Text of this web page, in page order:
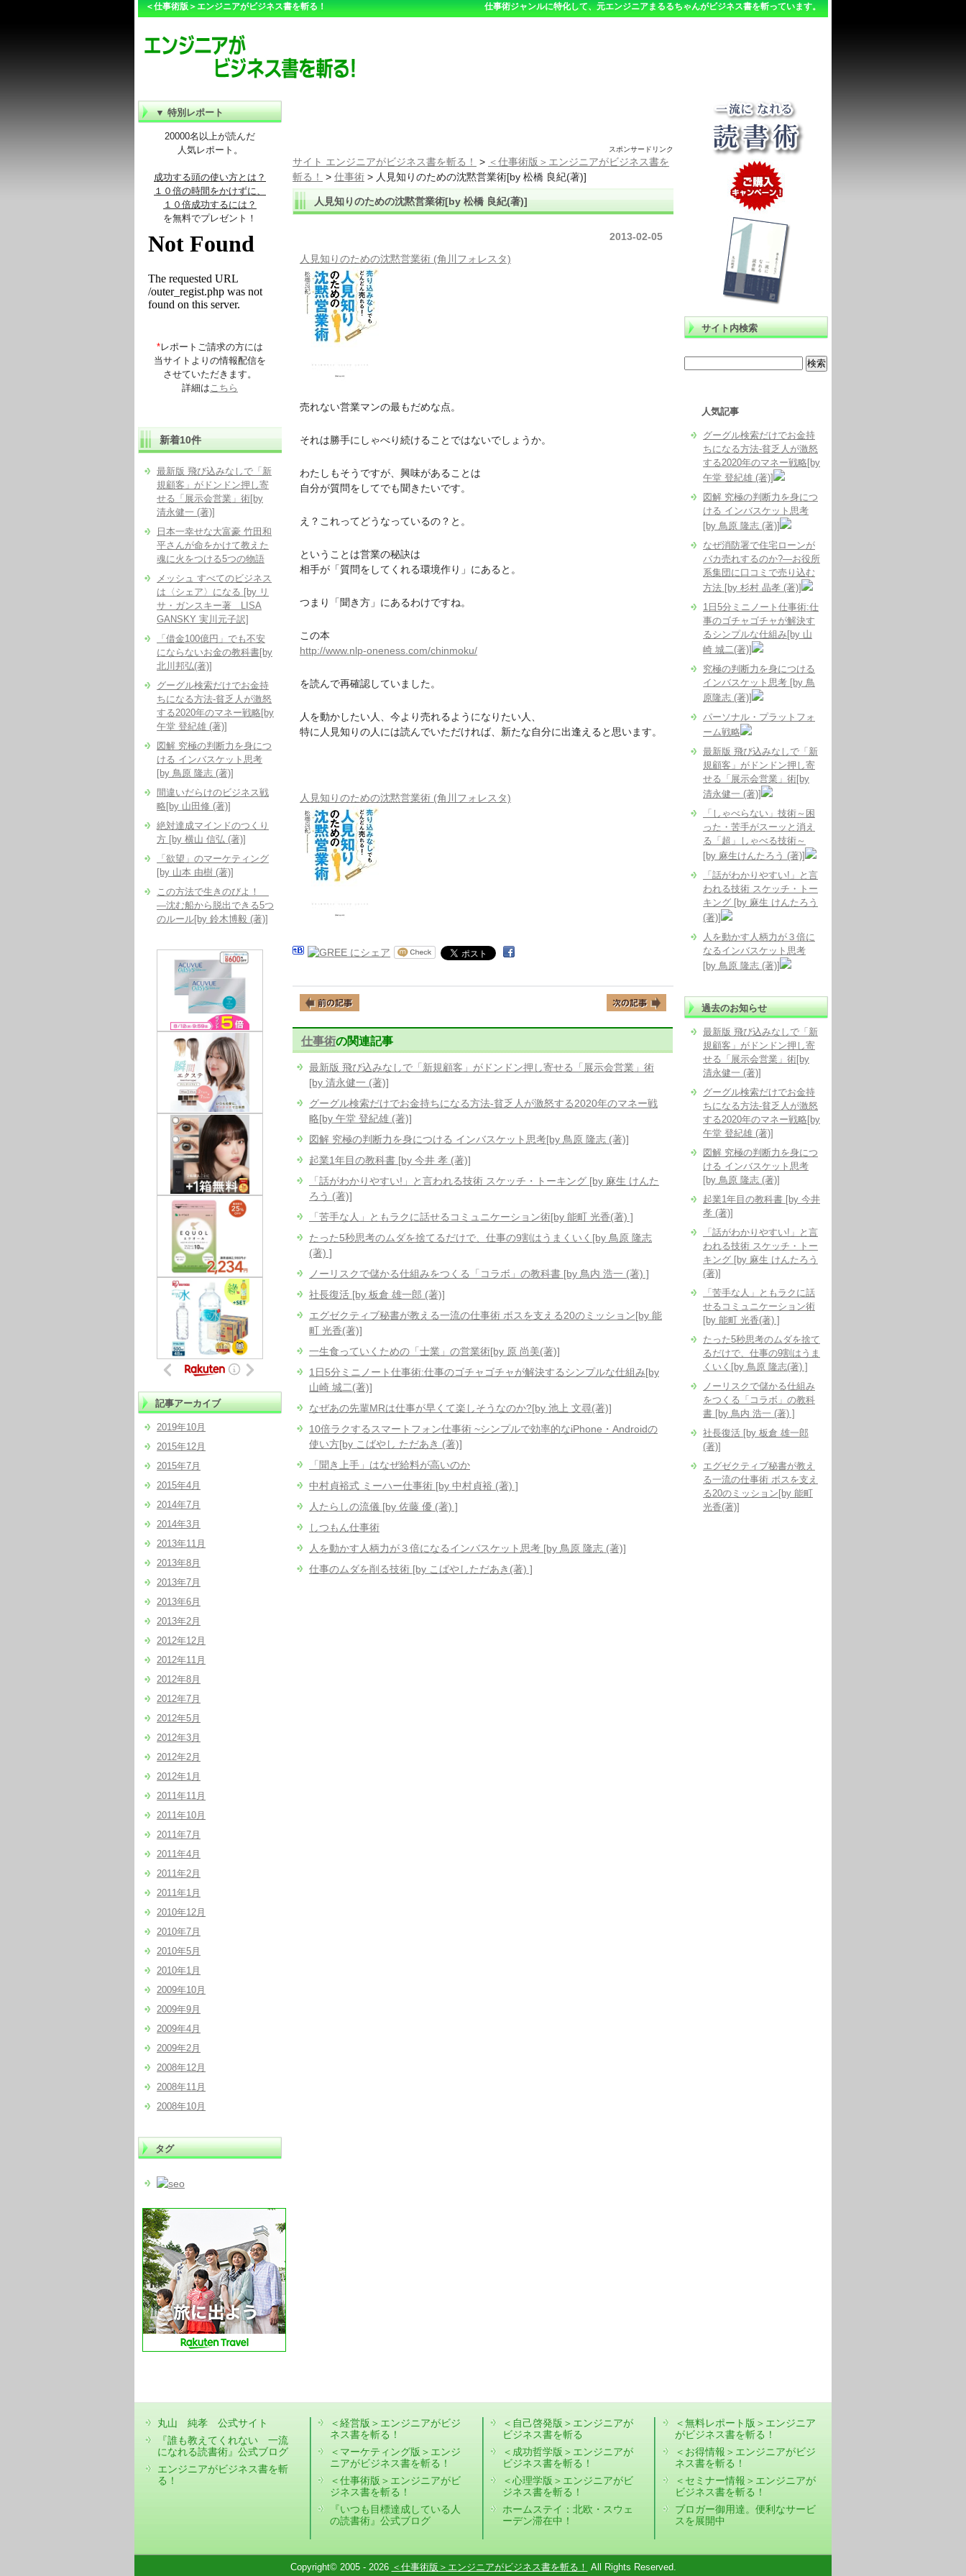
＜仕事術版＞エンジニアがビジネス書を斬る！ 仕事術ジャンルに特化して、元エンジニアまるるちゃんがビジネス書を斬っています。
スポンサードリンク
サイト エンジニアがビジネス書を斬る！ > ＜仕事術版＞エンジニアがビジネス書を
斬る！
> 仕事術 > 人見知りのための沈黙営業術[by 松橋 良紀(著)]
人見知りのための沈黙営業術[by 松橋 良紀(著)]
2013-02-05
人見知りのための沈黙営業術 (角川フォレスタ)
売れない営業マンの最もだめな点。
それは勝手にしゃべり続けることではないでしょうか。
わたしもそうですが、興味があることは
自分が質問をしてでも聞きたいです。
え？これってどうなっているの？と。
ということは営業の秘訣は
相手が「質問をしてくれる環境作り」にあると。
つまり「聞き方」にあるわけですね。
この本
http://www.nlp-oneness.com/chinmoku/
を読んで再確認していました。
人を動かしたい人、今より売れるようになりたい人、
特に人見知りの人には読んでいただければ、新たな自分に出逢えると思います。
人見知りのための沈黙営業術 (角川フォレスタ)
仕事術の関連記事
最新版 飛び込みなしで「新規顧客」がドンドン押し寄せる「展示会営業」術
[by 清永健一 (著)]
グーグル検索だけでお金持ちになる方法-貧乏人が激怒する2020年のマネー戦
略[by 午堂 登紀雄 (著)]
図解 究極の判断力を身につける インバスケット思考[by 鳥原 隆志 (著)]
起業1年目の教科書 [by 今井 孝 (著)]
「話がわかりやすい!」と言われる技術 スケッチ・トーキング [by 麻生 けんた
ろう (著)]
「苦手な人」ともラクに話せるコミュニケーション術[by 能町 光香(著) ]
たった5秒思考のムダを捨てるだけで、仕事の9割はうまくいく[by 鳥原 隆志
(著) ]
ノーリスクで儲かる仕組みをつくる「コラボ」の教科書 [by 鳥内 浩一 (著) ]
社長復活 [by 板倉 雄一郎 (著)]
エグゼクティブ秘書が教える一流の仕事術 ボスを支える20のミッション[by 能
町 光香(著)]
一生食っていくための「士業」の営業術[by 原 尚美(著)]
1日5分ミニノート仕事術:仕事のゴチャゴチャが解決するシンプルな仕組み[by
山崎 城二(著)]
なぜあの先輩MRは仕事が早くて楽しそうなのか?[by 池上 文尋(著)]
10倍ラクするスマートフォン仕事術 ~シンプルで効率的なiPhone・Androidの
使い方[by こばやし ただあき (著)]
「聞き上手」はなぜ給料が高いのか
中村貞裕式 ミーハー仕事術 [by 中村貞裕 (著) ]
人たらしの流儀 [by 佐藤 優 (著) ]
しつもん仕事術
人を動かす人柄力が３倍になるインバスケット思考 [by 鳥原 隆志 (著)]
仕事のムダを削る技術 [by こばやしただあき(著) ]
サイト内検索
人気記事
グーグル検索だけでお金持
ちになる方法-貧乏人が激怒
する2020年のマネー戦略[by
午堂 登紀雄 (著)]
図解 究極の判断力を身につ
ける インバスケット思考
[by 鳥原 隆志 (著)]
なぜ消防署で住宅ローンが
バカ売れするのか?―お役所
系集団に口コミで売り込む
方法 [by 杉村 晶孝 (著)]
1日5分ミニノート仕事術:仕
事のゴチャゴチャが解決す
るシンプルな仕組み[by 山
崎 城二(著)]
究極の判断力を身につける
インバスケット思考 [by 鳥
原隆志 (著)]
パーソナル・プラットフォ
ーム戦略
最新版 飛び込みなしで「新
規顧客」がドンドン押し寄
せる「展示会営業」術[by
清永健一 (著)]
「しゃべらない」技術～困
った・苦手がスーッと消え
る「超」しゃべる技術～
[by 麻生けんたろう (著)]
「話がわかりやすい!」と言
われる技術 スケッチ・トー
キング [by 麻生 けんたろう
(著)]
人を動かす人柄力が３倍に
なるインバスケット思考
[by 鳥原 隆志 (著)]
過去のお知らせ
最新版 飛び込みなしで「新
規顧客」がドンドン押し寄
せる「展示会営業」術[by
清永健一 (著)]
グーグル検索だけでお金持
ちになる方法-貧乏人が激怒
する2020年のマネー戦略[by
午堂 登紀雄 (著)]
図解 究極の判断力を身につ
ける インバスケット思考
[by 鳥原 隆志 (著)]
起業1年目の教科書 [by 今井
孝 (著)]
「話がわかりやすい!」と言
われる技術 スケッチ・トー
キング [by 麻生 けんたろう
(著)]
「苦手な人」ともラクに話
せるコミュニケーション術
[by 能町 光香(著) ]
たった5秒思考のムダを捨て
るだけで、仕事の9割はうま
くいく[by 鳥原 隆志(著) ]
ノーリスクで儲かる仕組み
をつくる「コラボ」の教科
書 [by 鳥内 浩一 (著) ]
社長復活 [by 板倉 雄一郎
(著)]
エグゼクティブ秘書が教え
る一流の仕事術 ボスを支え
る20のミッション[by 能町
光香(著)]
▼ 特別レポート
20000名以上が読んだ
人気レポート。
成功する頭の使い方とは？
１０倍の時間をかけずに、
１０倍成功するには？
を無料でプレゼント！
*レポートご請求の方には
当サイトよりの情報配信を
させていただきます。
詳細はこちら
新着10件
最新版 飛び込みなしで「新
規顧客」がドンドン押し寄
せる「展示会営業」術[by
清永健一 (著)]
日本一幸せな大富豪 竹田和
平さんが命をかけて教えた
魂に火をつける5つの物語
メッシュ すべてのビジネス
は〈シェア〉になる [by リ
サ・ガンスキー著 LISA
GANSKY 実川元子訳]
「借金100億円」でも不安
にならないお金の教科書[by
北川邦弘(著)]
グーグル検索だけでお金持
ちになる方法-貧乏人が激怒
する2020年のマネー戦略[by
午堂 登紀雄 (著)]
図解 究極の判断力を身につ
ける インバスケット思考
[by 鳥原 隆志 (著)]
間違いだらけのビジネス戦
略[by 山田修 (著)]
絶対達成マインドのつくり
方 [by 横山 信弘 (著)]
「欲望」のマーケティング
[by 山本 由樹 (著)]
この方法で生きのびよ！
―沈む船から脱出できる5つ
のルール[by 鈴木博毅 (著)]
記事アーカイブ
2019年10月
2015年12月
2015年7月
2015年4月
2014年7月
2014年3月
2013年11月
2013年8月
2013年7月
2013年6月
2013年2月
2012年12月
2012年11月
2012年8月
2012年7月
2012年5月
2012年3月
2012年2月
2012年1月
2011年11月
2011年10月
2011年7月
2011年4月
2011年2月
2011年1月
2010年12月
2010年7月
2010年5月
2010年1月
2009年10月
2009年9月
2009年4月
2009年2月
2008年12月
2008年11月
2008年10月
タグ
丸山 純孝 公式サイト
『誰も教えてくれない 一流
になれる読書術』公式ブログ
エンジニアがビジネス書を斬
る！
＜経営版＞エンジニアがビジ
ネス書を斬る！
＜マーケティング版＞エンジ
ニアがビジネス書を斬る！
＜仕事術版＞エンジニアがビ
ジネス書を斬る！
『いつも目標達成している人
の読書術』公式ブログ
＜自己啓発版＞エンジニアが
ビジネス書を斬る
＜成功哲学版＞エンジニアが
ビジネス書を斬る！
＜心理学版＞エンジニアがビ
ジネス書を斬る！
ホームステイ：北欧・スウェ
ーデン滞在中！
＜無料レポート版＞エンジニア
がビジネス書を斬る！
＜お得情報＞エンジニアがビジ
ネス書を斬る！
＜セミナー情報＞エンジニアが
ビジネス書を斬る！
ブロガー御用達。便利なサービ
スを展開中
Copyright© 2005 - 2026 ＜仕事術版＞エンジニアがビジネス書を斬る！ All Rights Reserved.